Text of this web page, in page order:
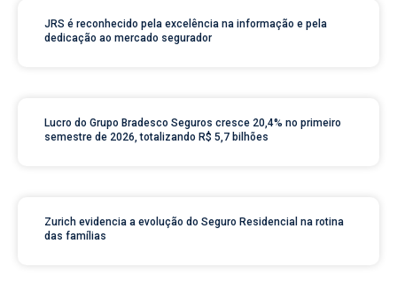
JRS é reconhecido pela excelência na informação e pela
dedicação ao mercado segurador
Lucro do Grupo Bradesco Seguros cresce 20,4% no primeiro
semestre de 2026, totalizando R$ 5,7 bilhões
Zurich evidencia a evolução do Seguro Residencial na rotina
das famílias